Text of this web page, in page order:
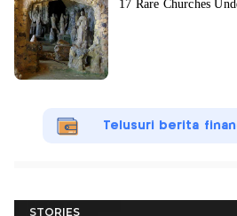
Telusuri berita